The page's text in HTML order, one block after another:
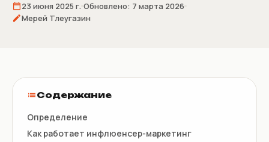
23 июня 2025 г. Обновлено: 7 марта 2026
Мерей Тлеугазин
Содержание
Определение
Как работает инфлюенсер-маркетинг